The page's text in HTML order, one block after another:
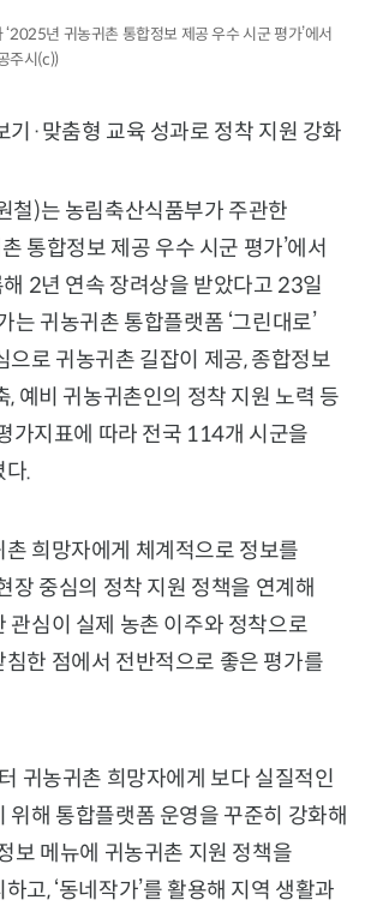
‘2025년 귀농귀촌 통합정보 제공 우수 시군 평가’에서
주시(c))
기·맞춤형 교육 성과로 정착 지원 강화
철)는 농림축산식품부가 주관한
통합정보 제공 우수 시군 평가’에서
2년 연속 장려상을 받았다고 23일
는 귀농귀촌 통합플랫폼 ‘그린대로’
으로 귀농귀촌 길잡이 제공, 종합정보
, 예비 귀농귀촌인의 정착 지원 노력 등
가지표에 따라 전국 114개 시군을
다.
희망자에게 체계적으로 정보를
장 중심의 정착 지원 정책을 연계해
관심이 실제 농촌 이주와 정착으로
한 점에서 전반적으로 좋은 평가를
귀농귀촌 희망자에게 보다 실질적인
위해 통합플랫폼 운영을 꾸준히 강화해
보 메뉴에 귀농귀촌 지원 정책을
고, ‘동네작가’를 활용해 지역 생활과